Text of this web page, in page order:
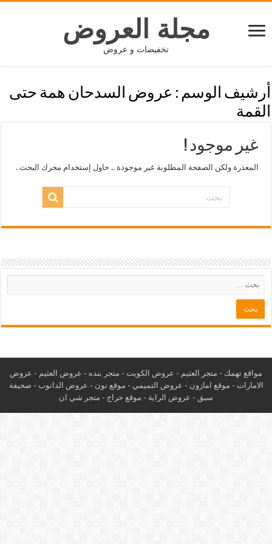
مجلة العروض
تخفيضات و عروض
أرشيف الوسم : عروض السدحان همة حتى
القمة
غير موجود !
المعذرة ولكن الصفحة المطلوبة غير موجودة .. حاول إستخدام محرك البحث .
مواقع تهمك - متجر العثيم - عروض الكويت - متجر بنده - عروض العثيم - عروض
الامارات - موقع امازون - عروض التميمي - موقع نون - عروض الدانوب - صحيفة
سبق - عروض الراية - موقع حراج - متجر شي ان